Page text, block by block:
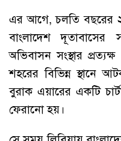
এর আগে, চলতি বছরের
বাংলাদেশ দূতাবাসের
অভিবাসন সংস্থার
শহরের বিভিন্ন স্থানে
বুরাক এয়ারের একটি
ফেরানো হয়।